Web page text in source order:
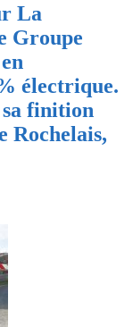
La
Groupe
électrique.
sa finition
Rochelais,